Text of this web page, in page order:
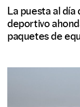
La puesta al
deportivo
paquetes de